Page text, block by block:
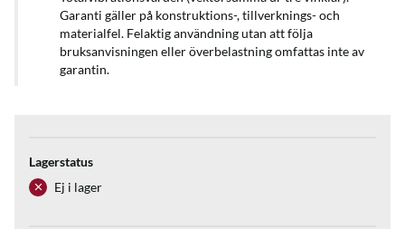
Garanti gäller på konstruktions-, tillverknings- och
materialfel. Felaktig användning utan att följa
bruksanvisningen eller överbelastning omfattas inte av
garantin.
Lagerstatus
Ej i lager